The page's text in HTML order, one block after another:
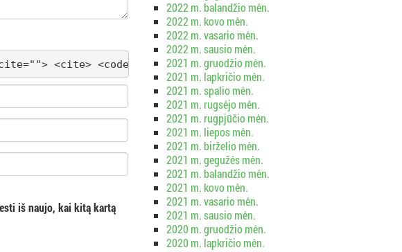
<cite> <code> <del datetime=""> <em> <i> <q cite="">
iš naujo, kai kitą kartą
2022 m. balandžio mėn.
2022 m. kovo mėn.
2022 m. vasario mėn.
2022 m. sausio mėn.
2021 m. gruodžio mėn.
2021 m. lapkričio mėn.
2021 m. spalio mėn.
2021 m. rugsėjo mėn.
2021 m. rugpjūčio mėn.
2021 m. liepos mėn.
2021 m. birželio mėn.
2021 m. gegužės mėn.
2021 m. balandžio mėn.
2021 m. kovo mėn.
2021 m. vasario mėn.
2021 m. sausio mėn.
2020 m. gruodžio mėn.
2020 m. lapkričio mėn.